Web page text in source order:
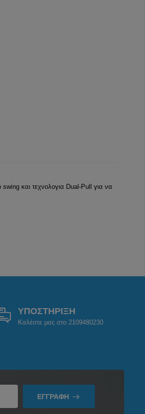
και τεχνολογια Dual-Pull για να
ΥΠΟΣΤΗΡΙΞΗ
Καλέστε μας στο 2109480230
ΕΓΓΡΑΦΉ